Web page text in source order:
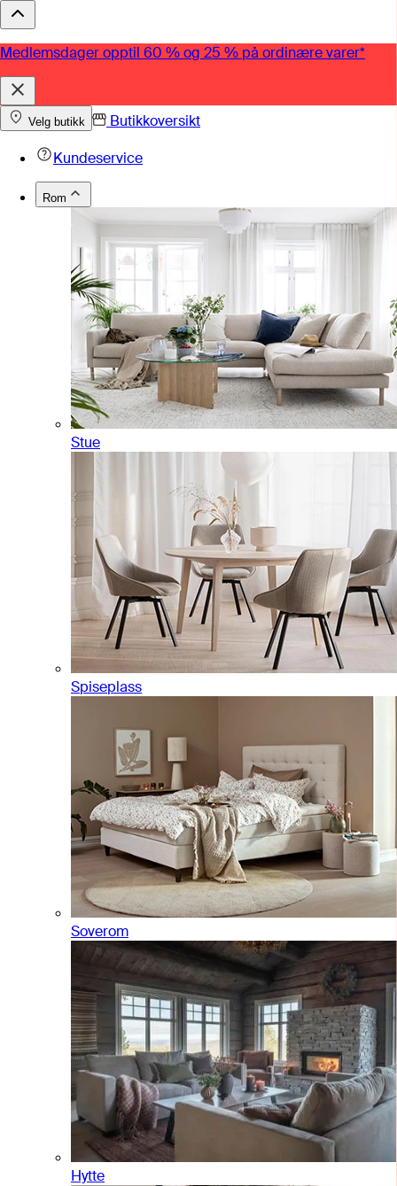
Medlemsdager opptil 60 % og 25 % på ordinære varer*
Velg butikk
Butikkoversikt
Kundeservice
Rom
Stue
Spiseplass
Soverom
Hytte